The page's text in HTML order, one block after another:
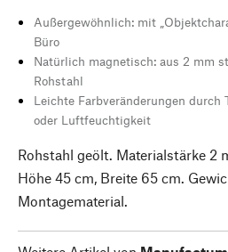
Außergewöhnlich: mit
Büro
Natürlich magnetisch: aus 2 mm
Rohstahl
Leichte Farbveränderungen durch
oder Luftfeuchtigkeit
Rohstahl geölt. Materialstärke 2
Höhe 45 cm, Breite 65 cm.
Montagematerial.